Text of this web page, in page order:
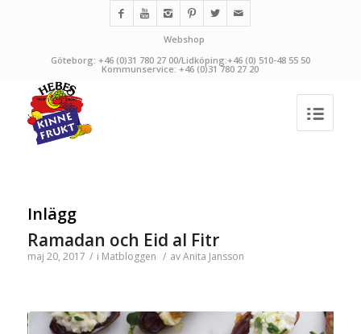
Webshop
Göteborg: +46 (0)31 780 27 00/Lidköping:+46 (0) 510-48 55 50
Kommunservice: +46 (0)31 780 27 20
Inlägg
Ramadan och Eid al Fitr
maj 20, 2017 / i Matbloggen / avAnita Jansson